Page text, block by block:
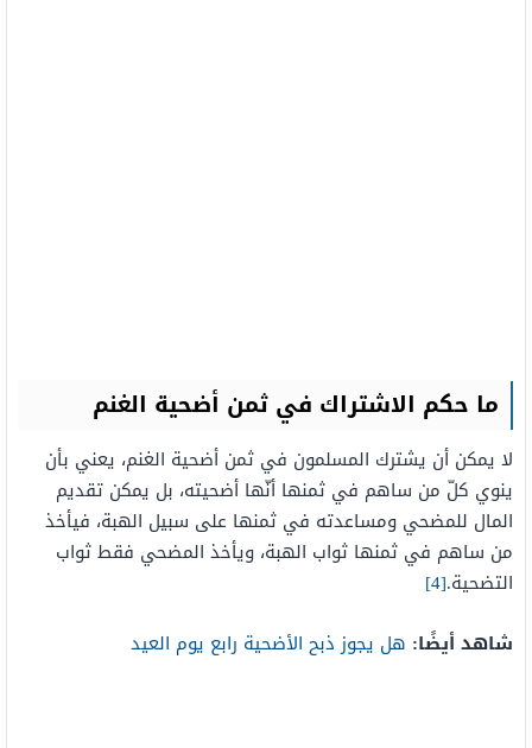
ما حكم الاشتراك في ثمن أضحية الغنم
لا يمكن أن يشترك المسلمون في ثمن أضحية الغنم، يعني بأن
ينوي كلّ من ساهم في ثمنها أنّها أضحيته، بل يمكن تقديم
المال للمضحي ومساعدته في ثمنها على سبيل الهبة، فيأخذ
من ساهم في ثمنها ثواب الهبة، ويأخذ المضحي فقط ثواب
التضحية.[4]
شاهد أيضًا: هل يجوز ذبح الأضحية رابع يوم العيد